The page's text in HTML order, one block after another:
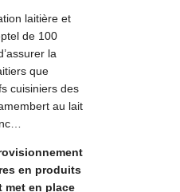
laitière et
de 100
la
que
cuisiniers des
au lait
en produits
met en place